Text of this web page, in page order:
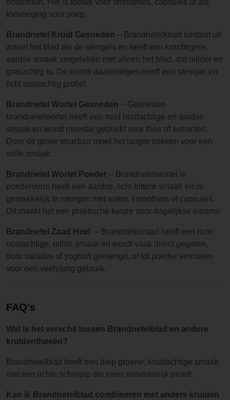
ondertoon. Het is ideaal voor smoothies, capsules of als
toevoeging voor soep.
Brandnetel Kruid Gesneden – Brandnetelkruid bestaat uit
zowel het blad als de stengels en heeft een krachtigere,
aardse smaak vergeleken met alleen het blad, dat milder en
grasachtig is. De wortel daarentegen heeft een steviger en
licht nootachtig profiel.
Brandnetel Wortel Gesneden – Gesneden
brandnetelwortel heeft een mild houtachtige en aardse
smaak en wordt meestal gebruikt voor thee of extracten.
Door de grove structuur moet het langer trekken voor een
volle smaak.
Brandnetel Wortel Poeder – Brandnetelwortel in
poedervorm heeft een aardse, licht bittere smaak en is
gemakkelijk te mengen met water, smoothies of capsules.
Dit maakt het een praktische keuze voor dagelijkse inname.
Brandnetel Zaad Heel
– Brandnetelzaad heeft een licht
nootachtige, milde smaak en wordt vaak direct gegeten,
door salades of yoghurt gemengd, of tot poeder vermalen
voor een veelzijdig gebruik.
FAQ's
Wat is het verschil tussen Brandnetelblad en andere
kruidentheeën?
Brandnetelblad heeft een diep groene, kruidachtige smaak
met een lichte scherpte die meer mineraalrijk proeft.
Kan ik Brandnetelblad combineren met andere kruiden